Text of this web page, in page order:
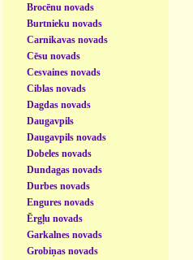
Brocēnu novads
Burtnieku novads
Carnikavas novads
Cēsu novads
Cesvaines novads
Ciblas novads
Dagdas novads
Daugavpils
Daugavpils novads
Dobeles novads
Dundagas novads
Durbes novads
Engures novads
Ērgļu novads
Garkalnes novads
Grobiņas novads